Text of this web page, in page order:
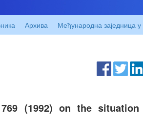
Архива Међународна заједница
(1992) on the